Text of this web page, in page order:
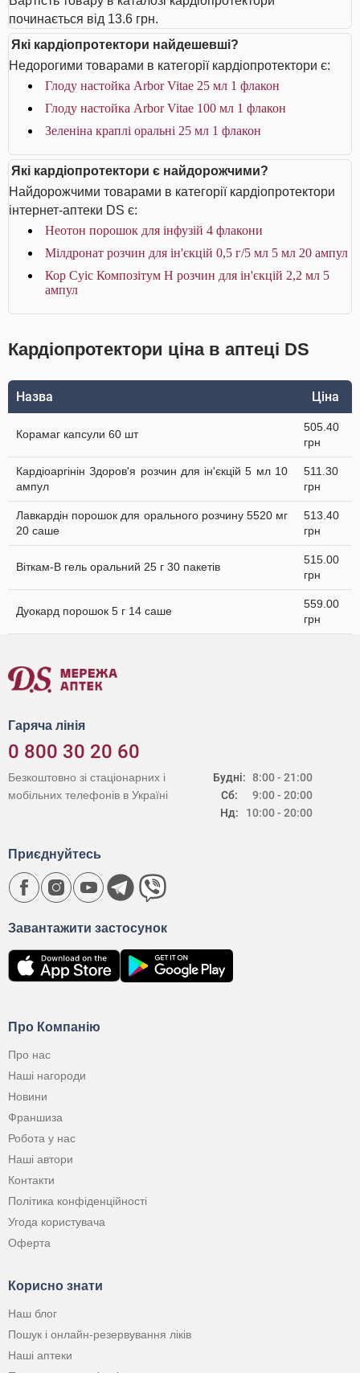
починається від 13.6 грн.
Які кардіопротектори найдешевші?
Недорогими товарами в категорії кардіопротектори є:
Глоду настойка Arbor Vitae 25 мл 1 флакон
Глоду настойка Arbor Vitae 100 мл 1 флакон
Зеленіна краплі оральні 25 мл 1 флакон
Які кардіопротектори є найдорожчими?
Найдорожчими товарами в категорії кардіопротектори
інтернет-аптеки DS є:
Неотон порошок для інфузій 4 флакони
Мілдронат розчин для ін'єкцій 0,5 г/5 мл 5 мл 20 ампул
Кор Суіс Композітум Н розчин для ін'єкцій 2,2 мл 5
ампул
Кардіопротектори ціна в аптеці DS
Назва Ціна
Корамаг капсули 60 шт
505.40
грн
Кардіоаргінін Здоров'я розчин для ін'єкцій 5 мл 10
ампул
511.30
грн
Лавкардін порошок для орального розчину 5520 мг
20 саше
513.40
грн
Віткам-В гель оральний 25 г 30 пакетів
515.00
грн
Дуокард порошок 5 г 14 саше
559.00
грн
Гаряча лінія
0 800 30 20 60
Будні:
Сб:
Нд:
8:00 - 21:00
9:00 - 20:00
10:00 - 20:00
Безкоштовно зі стаціонарних і
мобільних телефонів в Україні
Про Компанію
Про нас
Наші нагороди
Новини
Франшиза
Робота у нас
Наші автори
Контакти
Політика конфіденційності
Угода користувача
Оферта
Корисно знати
Наш блог
Пошук і онлайн-резервування ліків
Наші аптеки
Завантажити застосунок
Приєднуйтесь